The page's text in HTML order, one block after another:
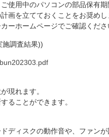
使用中のパソコンの部品保有期
画を立てておくことをお奨めし
ーホームページでご確認くださ
施調査結果))
現れます。
ることができます。
ディスクの動作音や、ファン